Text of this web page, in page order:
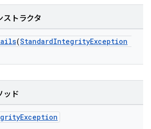
ストラクタ
(StandardIntegrityException
ッド
Exception